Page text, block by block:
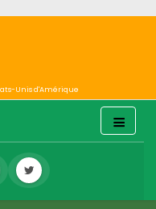
Unis d'Amérique